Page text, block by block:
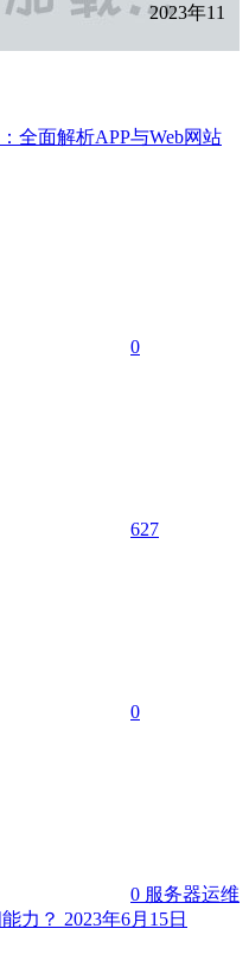
2023年11
全面解析APP与Web网站
0
627
0
0 服务器运维
力？ 2023年6月15日